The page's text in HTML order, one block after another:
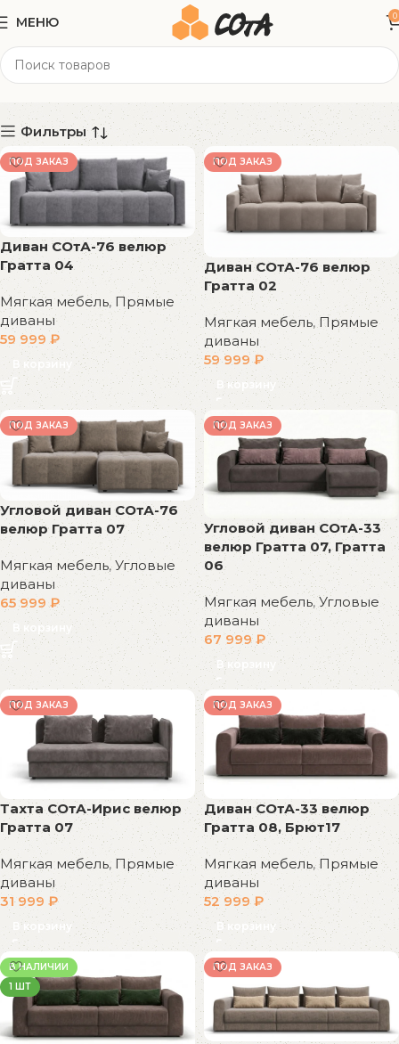
МЕНЮ 0
велюр Гратта
Фильтры
ПОД ЗАКАЗ
Диван СОтА-76 велюр
Гратта 04
Мягкая мебель, Прямые
диваны
59 999 ₽
В корзину
ПОД ЗАКАЗ
Диван СОтА-76 велюр
Гратта 02
Мягкая мебель, Прямые
диваны
59 999₽
В корзину
ПОД ЗАКАЗ
Угловой диван СОтА-76
велюр Гратта 07
Мягкая мебель,Угловые
диваны
65 999₽
В корзину
ПОД ЗАКАЗ
Угловой диван СОтА-33
велюр Гратта 07, Гратта
06
Мягкая мебель,Угловые
диваны
67 999₽
В корзину
ПОД ЗАКАЗ
Тахта СОтА-Ирис велюр
Гратта 07
Мягкая мебель, Прямые
диваны
31 999 ₽
В корзину
ПОД ЗАКАЗ
Диван СОтА-33 велюр
Гратта 08, Брют17
Мягкая мебель,Прямые
диваны
52 999₽
В корзину
В НАЛИЧИИ
1 ШТ
ПОД ЗАКАЗ